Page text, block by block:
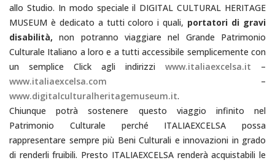
allo Studio. In modo speciale il DIGITAL CULTURAL HERITAGE
MUSEUM è dedicato a tutti coloro i quali, portatori di gravi
disabilità, non potranno viaggiare nel Grande Patrimonio
Culturale Italiano a loro e a tutti accessibile semplicemente con
un semplice Click agli indirizzi www.italiaexcelsa.it –
www.italiaexcelsa.com –
www.digitalculturalheritagemuseum.it.
Chiunque potrà sostenere questo viaggio infinito nel
Patrimonio Culturale perché ITALIAEXCELSA possa
rappresentare sempre più Beni Culturali e innovazioni in grado
di renderli fruibili. Presto ITALIAEXCELSA renderà acquistabili le